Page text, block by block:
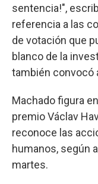
sentencia!",
referencia a las
de votación que
blanco de la
también convocó
Machado figura
premio Václav
reconoce las
humanos, según
martes.